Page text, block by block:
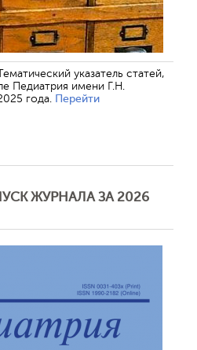
указатель статей,
Педиатрия имени Г.Н.
года. Перейти
ЖУРНАЛА ЗА 2026